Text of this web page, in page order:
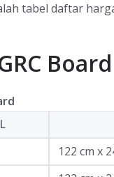
tabel daftar
122 cm x